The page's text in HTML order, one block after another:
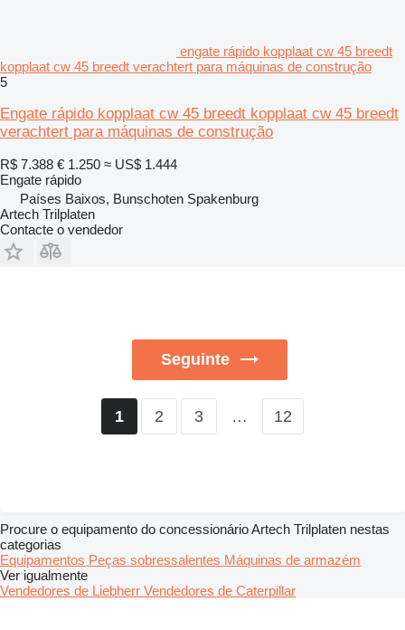
engate rápido kopplaat cw 45 breedt
kopplaat cw 45 breedt verachtert para máquinas de construção
5
Engate rápido kopplaat cw 45 breedt kopplaat cw 45 breedt
verachtert para máquinas de construção
R$ 7.388 € 1.250 ≈ US$ 1.444
Engate rápido
Países Baixos, Bunschoten Spakenburg
Artech Trilplaten
Contacte o vendedor
Seguinte
1 2 3 … 12
Procure o equipamento do concessionário Artech Trilplaten nestas
categorias
Equipamentos Peças sobressalentes Máquinas de armazém
Ver igualmente
Vendedores de Liebherr Vendedores de Caterpillar